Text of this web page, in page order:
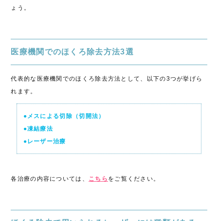
ょう。
医療機関でのほくろ除去方法3選
代表的な医療機関でのほくろ除去方法として、以下の3つが挙げら
れます。
●メスによる切除（切開法）
●凍結療法
●レーザー治療
各治療の内容については、 こちら をご覧ください。